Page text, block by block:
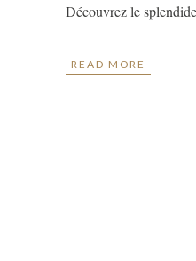
Découvrez le
READ MORE